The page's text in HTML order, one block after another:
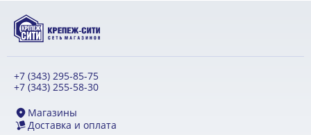
+7 (343) 295-85-75
+7 (343) 255-58-30
Магазины
Доставка и оплата